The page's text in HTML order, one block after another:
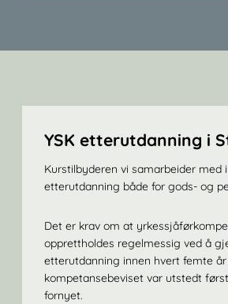
YSK etterutdanning i
Kurstilbyderen vi samarbeider med
etterutdanning både for gods- og
Det er krav om at
opprettholdes regelmessig ved å
etterutdanning innen hvert femte
kompetansebeviset var utstedt
fornyet.